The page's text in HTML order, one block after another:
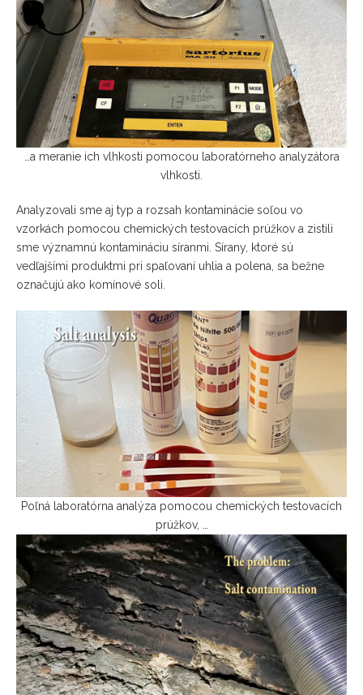
…a meranie ich vlhkosti pomocou laboratórneho analyzátora
vlhkosti.
Analyzovali sme aj typ a rozsah kontaminácie soľou vo
vzorkách pomocou chemických testovacích prúžkov a zistili
sme významnú kontamináciu síranmi. Sírany, ktoré sú
vedľajšími produktmi pri spaľovaní uhlia a polena, sa bežne
označujú ako komínové soli.
Poľná laboratórna analýza pomocou chemických testovacích
prúžkov, …